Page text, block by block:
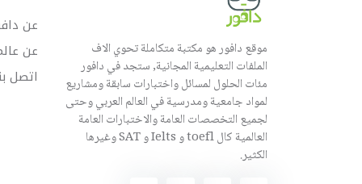
موقع دافور هو مكتبة متكاملة تحوي الاف
الملفات التعليمية المجانية, ستجد في دافور
مئات الحلول لمسائل واختبارات سابقة ومشاريع
لمواد جامعية ومدرسية في العالم العربي وحتى
لجميع التخصصات العامة والاختبارات العامة
العالمية كال toefl و Ielts و SAT وغيرها
الكثير.
عن
عن
اتصل